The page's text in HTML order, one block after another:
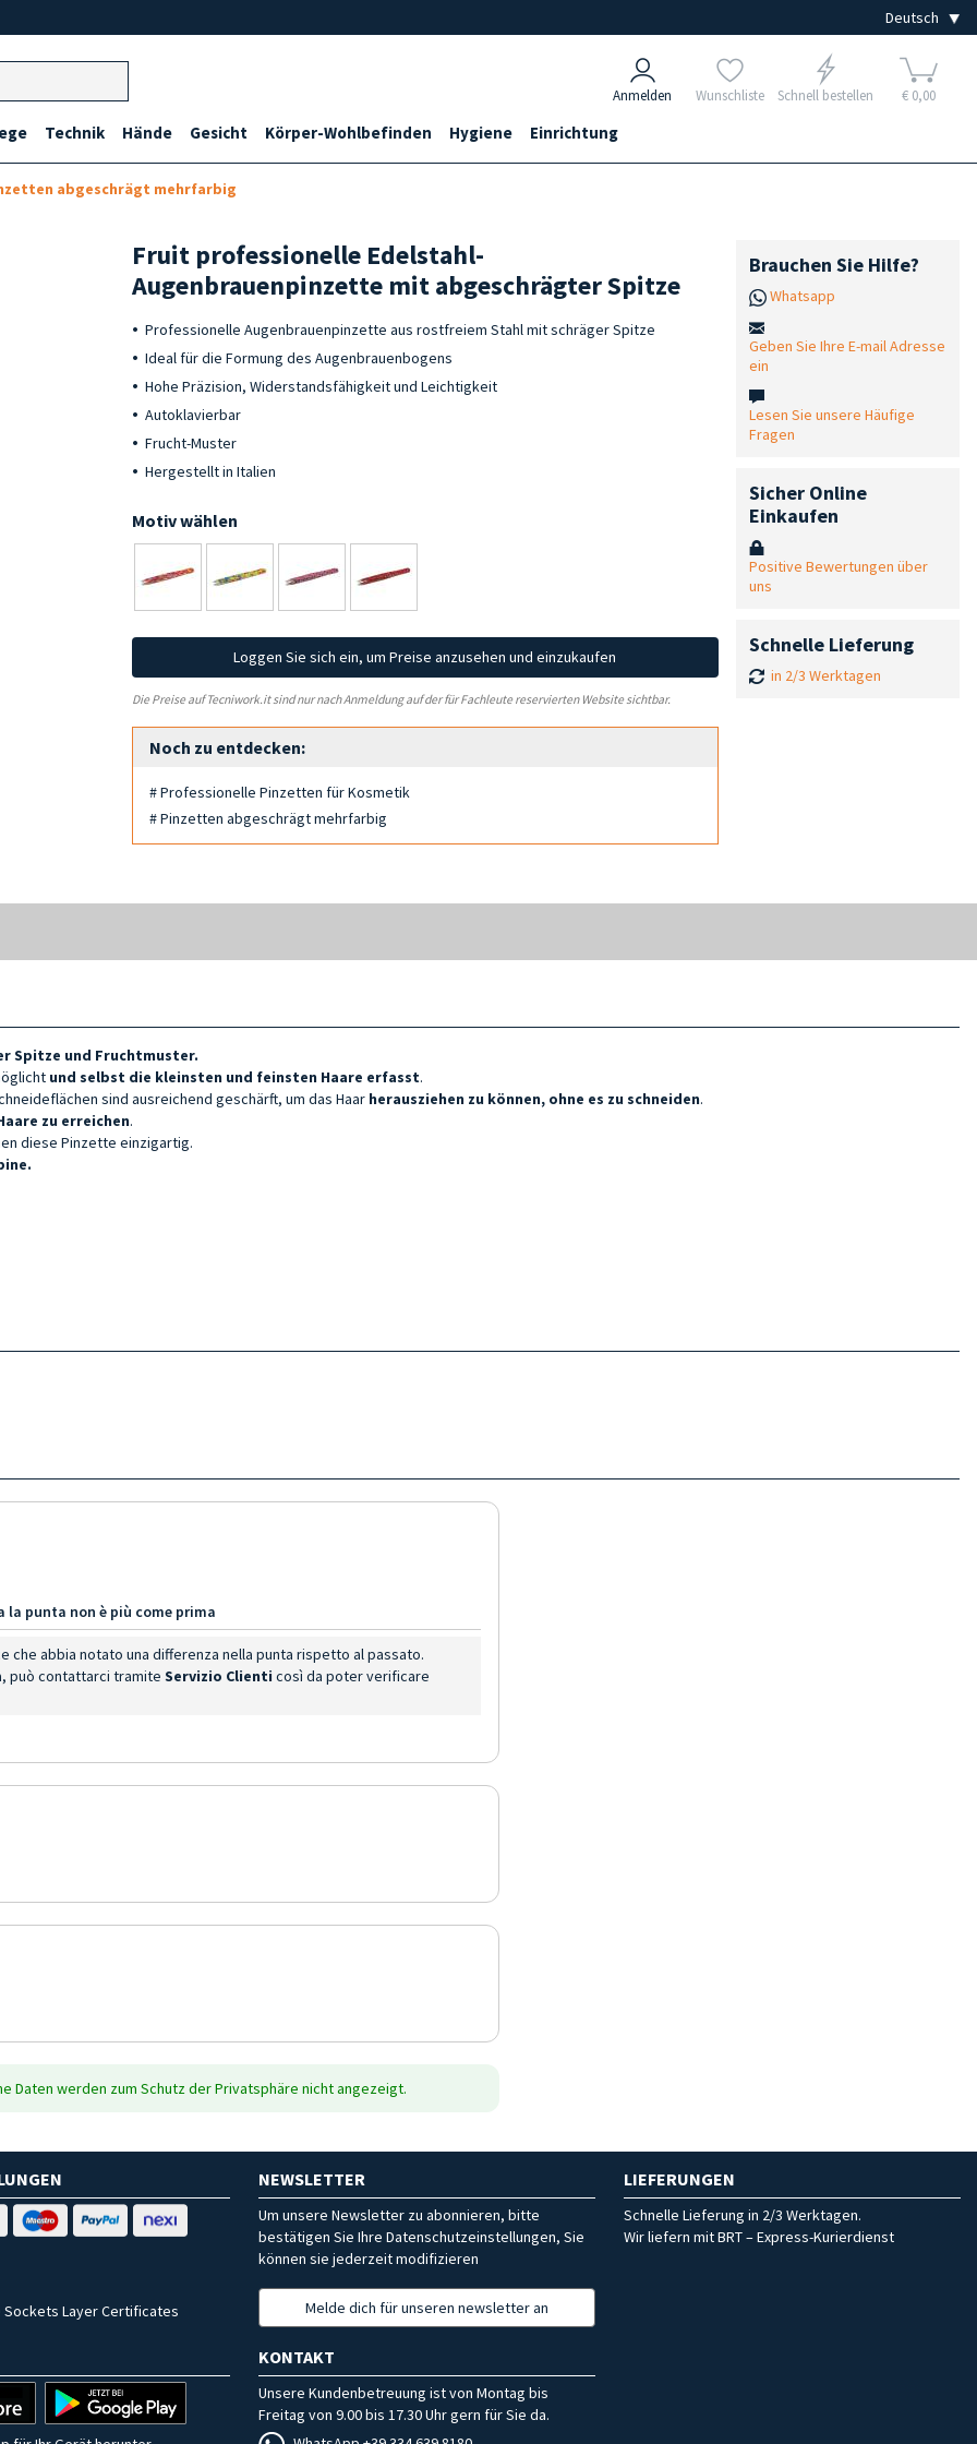
Anmelden Wunschliste Schnell bestellen € 0,00
Technik Hände Gesicht Körper-Wohlbefinden Hygiene Einrichtung
abgeschrägt mehrfarbig
Fruit professionelle Edelstahl-
Augenbrauenpinzette mit abgeschrägter Spitze
Professionelle Augenbrauenpinzette aus rostfreiem Stahl mit schräger Spitze
Ideal für die Formung des Augenbrauenbogens
Hohe Präzision, Widerstandsfähigkeit und Leichtigkeit
Autoklavierbar
Frucht-Muster
Hergestellt in Italien
Motiv wählen
Loggen Sie sich ein, um Preise anzusehen und einzukaufen
Die Preise auf Tecniwork.it sind nur nach Anmeldung auf der für Fachleute reservierten Website sichtbar.
Noch zu entdecken:
# Professionelle Pinzetten für Kosmetik
# Pinzetten abgeschrägt mehrfarbig
Brauchen Sie Hilfe?
Whatsapp
Geben Sie Ihre E-mail Adresse
ein
Lesen Sie unsere Häufige
Fragen
Sicher Online
Einkaufen
Positive Bewertungen über
uns
Schnelle Lieferung
in 2/3 Werktagen
Spitze und Fruchtmuster.
und selbst die kleinsten und feinsten Haare erfasst.
sind ausreichend geschärft, um das Haar herausziehen zu können, ohne es zu schneiden.
zu erreichen.
diese Pinzette einzigartig.
la punta non è più come prima
che abbia notato una differenza nella punta rispetto al passato.
può contattarci tramite Servizio Clienti così da poter verificare
Daten werden zum Schutz der Privatsphäre nicht angezeigt.
Sockets Layer Certificates
NEWSLETTER
Um unsere Newsletter zu abonnieren, bitte
bestätigen Sie Ihre Datenschutzeinstellungen, Sie
können sie jederzeit modifizieren
Melde dich für unseren newsletter an
LIEFERUNGEN
Schnelle Lieferung in 2/3 Werktagen.
Wir liefern mit BRT – Express-Kurierdienst
KONTAKT
Unsere Kundenbetreuung ist von Montag bis
Freitag von 9.00 bis 17.30 Uhr gern für Sie da.